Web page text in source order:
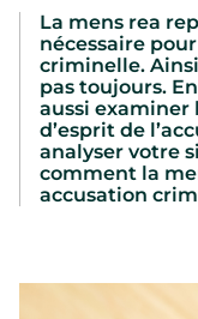
La mens rea
nécessaire
criminelle.
pas toujours.
aussi examiner
d’esprit de
analyser votre
comment la
accusation